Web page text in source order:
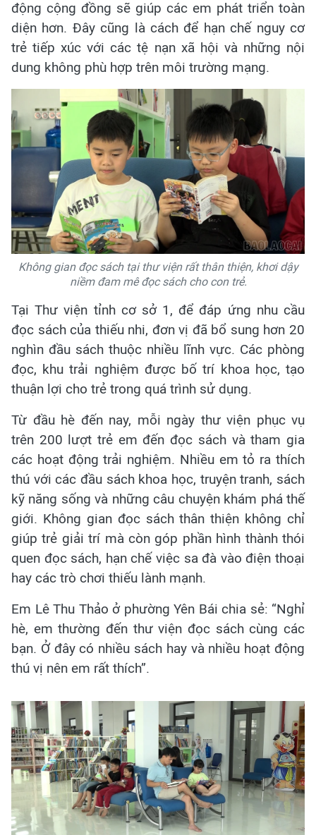
động cộng đồng sẽ giúp các em phát triển toàn
diện hơn. Đây cũng là cách để hạn chế nguy cơ
trẻ tiếp xúc với các tệ nạn xã hội và những nội
dung không phù hợp trên môi trường mạng.
Không gian đọc sách tại thư viện rất thân thiện, khơi dậy
niềm đam mê đọc sách cho con trẻ.
Tại Thư viện tỉnh cơ sở 1, để đáp ứng nhu cầu
đọc sách của thiếu nhi, đơn vị đã bổ sung hơn 20
nghìn đầu sách thuộc nhiều lĩnh vực. Các phòng
đọc, khu trải nghiệm được bố trí khoa học, tạo
thuận lợi cho trẻ trong quá trình sử dụng.
Từ đầu hè đến nay, mỗi ngày thư viện phục vụ
trên 200 lượt trẻ em đến đọc sách và tham gia
các hoạt động trải nghiệm. Nhiều em tỏ ra thích
thú với các đầu sách khoa học, truyện tranh, sách
kỹ năng sống và những câu chuyện khám phá thế
giới. Không gian đọc sách thân thiện không chỉ
giúp trẻ giải trí mà còn góp phần hình thành thói
quen đọc sách, hạn chế việc sa đà vào điện thoại
hay các trò chơi thiếu lành mạnh.
Em Lê Thu Thảo ở phường Yên Bái chia sẻ: “Nghỉ
hè, em thường đến thư viện đọc sách cùng các
bạn. Ở đây có nhiều sách hay và nhiều hoạt động
thú vị nên em rất thích”.